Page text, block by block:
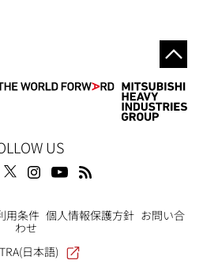
US
用条件 個人情報保護方針 お問い合
わせ
日本語)